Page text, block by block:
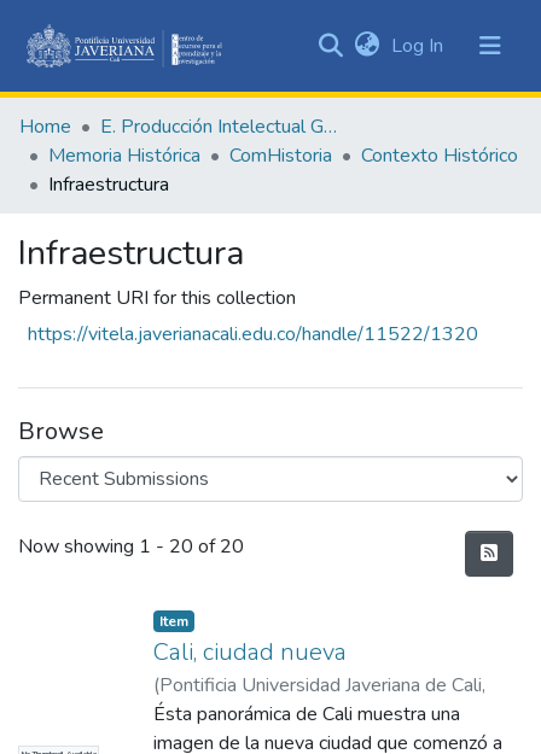
&
Collections
Log In (current)
Home
E. Producción Intelectual General
Memoria Histórica
ComHistoria
Contexto Histórico
Infraestructura
Infraestructura
Permanent URI for this collection
https://vitela.javerianacali.edu.co/handle/11522/1320
Browse
Recent Submissions
Now showing 1 - 20 of 20
Item
Cali, ciudad nueva
(Pontificia Universidad Javeriana de Cali,
2017)COMHISTORIA
Ésta panorámica de Cali muestra una
imagen de la nueva ciudad que comenzó a